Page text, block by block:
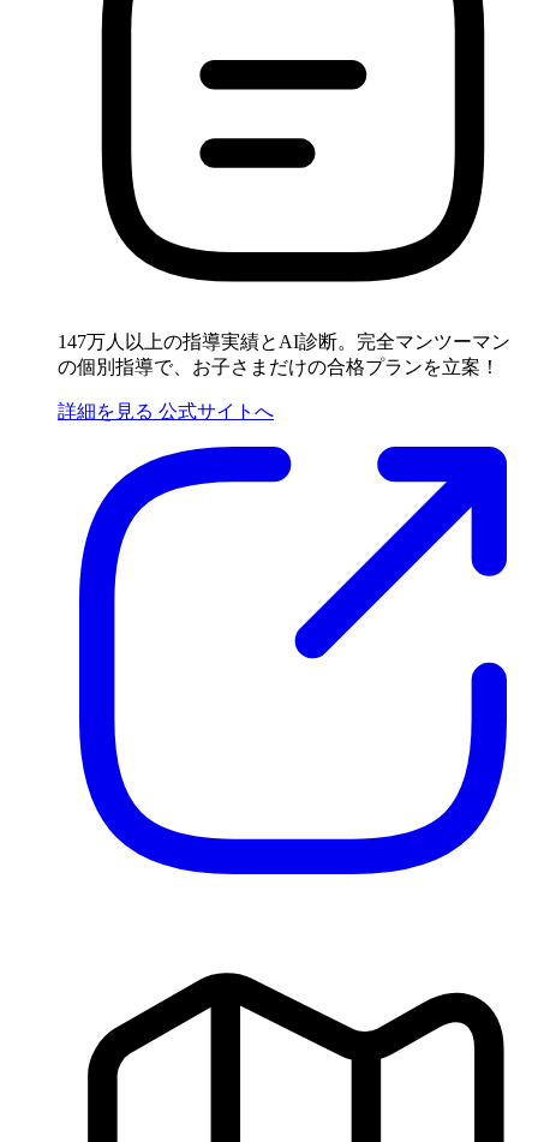
147万人以上の指導実績とAI診断。完全マンツーマン
の個別指導で、お子さまだけの合格プランを立案！
詳細を見る 公式サイトへ